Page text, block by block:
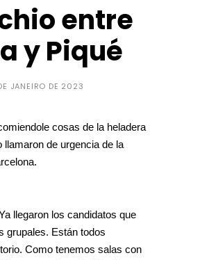
entre
y Piqué
JANEIRO DE 2023
cosas de la heladera
llamaron de urgencia de la
llegaron los candidatos que
grupales. Están todos
Como tenemos salas con